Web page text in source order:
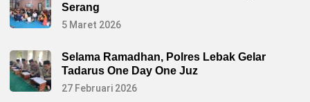
Serang
5 Maret 2026
Selama Ramadhan, Polres Lebak Gelar
Tadarus One Day One Juz
27 Februari 2026